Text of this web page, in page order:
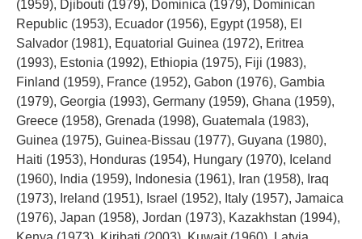
(1959), Djibouti (1979), Dominica (1979), Dominican
Republic (1953), Ecuador (1956), Egypt (1958), El
Salvador (1981), Equatorial Guinea (1972), Eritrea
(1993), Estonia (1992), Ethiopia (1975), Fiji (1983),
Finland (1959), France (1952), Gabon (1976), Gambia
(1979), Georgia (1993), Germany (1959), Ghana (1959),
Greece (1958), Grenada (1998), Guatemala (1983),
Guinea (1975), Guinea-Bissau (1977), Guyana (1980),
Haiti (1953), Honduras (1954), Hungary (1970), Iceland
(1960), India (1959), Indonesia (1961), Iran (1958), Iraq
(1973), Ireland (1951), Israel (1952), Italy (1957), Jamaica
(1976), Japan (1958), Jordan (1973), Kazakhstan (1994),